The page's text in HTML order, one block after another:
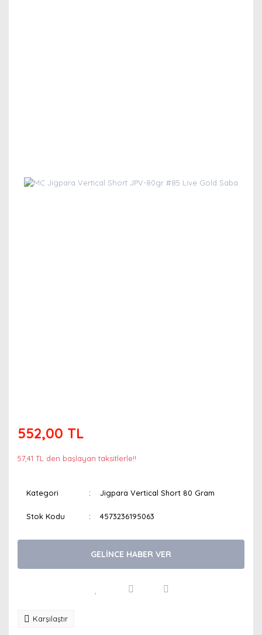
552,00 TL
57,41 TL den başlayan taksitlerle!!
Kategori Jigpara Vertical Short 80 Gram
Stok Kodu 4573236195063
GELİNCE HABER VER
Karşılaştır